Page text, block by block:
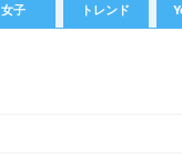
女子 トレンド